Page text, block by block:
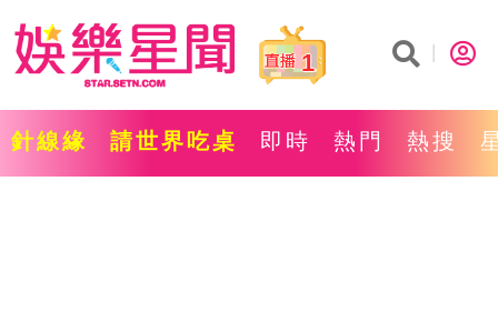
1
針線緣 請世界吃桌 即時 熱門 熱搜